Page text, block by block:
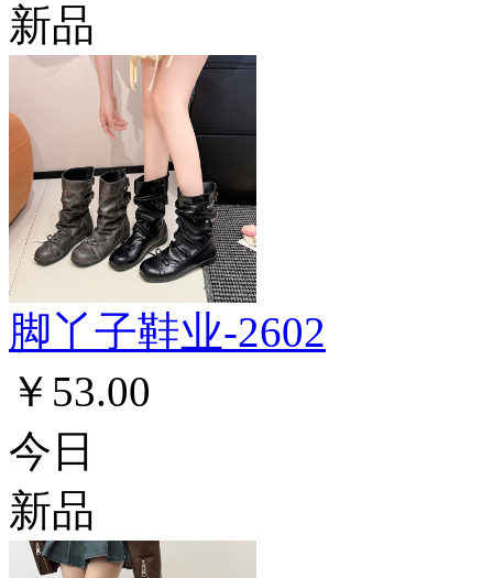
新品
脚丫子鞋业-2602
￥53.00
今日
新品